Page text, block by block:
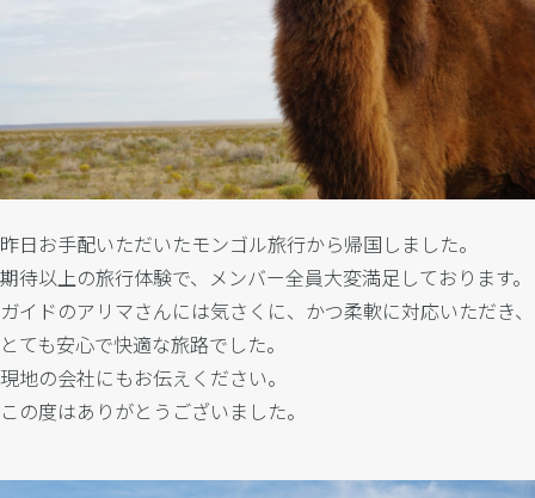
昨日お手配いただいたモンゴル旅行から帰国しました。
期待以上の旅行体験で、メンバー全員大変満足しております。
ガイドのアリマさんには気さくに、かつ柔軟に対応いただき、
とても安心で快適な旅路でした。
現地の会社にもお伝えください。
この度はありがとうございました。